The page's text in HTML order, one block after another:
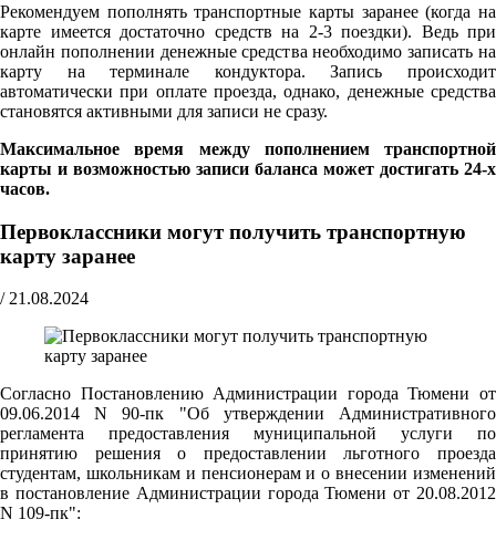
Рекомендуем пополнять транспортные карты заранее (когда на
карте имеется достаточно средств на 2-3 поездки). Ведь при
онлайн пополнении денежные средства необходимо записать на
карту на терминале кондуктора. Запись происходит
автоматически при оплате проезда, однако, денежные средства
становятся активными для записи не сразу.
Максимальное время между пополнением транспортной
карты и возможностью записи баланса может достигать 24-х
часов.
Первоклассники могут получить транспортную
карту заранее
/ 21.08.2024
Согласно Постановлению Администрации города Тюмени от
09.06.2014 N 90-пк "Об утверждении Административного
регламента предоставления муниципальной услуги по
принятию решения о предоставлении льготного проезда
студентам, школьникам и пенсионерам и о внесении изменений
в постановление Администрации города Тюмени от 20.08.2012
N 109-пк":